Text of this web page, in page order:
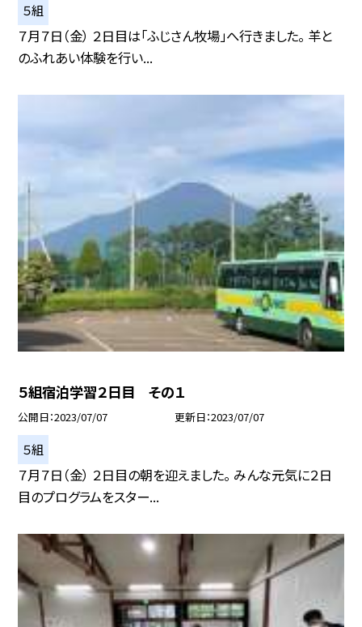
５組
７月７日（金） ２日目は「ふじさん牧場」へ行きました。 羊と
のふれあい体験を行い...
５組宿泊学習２日目 その１
公開日 2023/07/07 更新日 2023/07/07
５組
７月７日（金） ２日目の朝を迎えました。 みんな元気に２日
目のプログラムをスター...